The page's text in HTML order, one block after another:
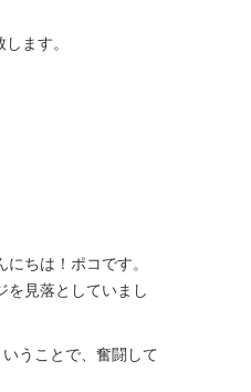
ます。
ちは！ポコです。
を見落としていまし
うことで、奮闘して